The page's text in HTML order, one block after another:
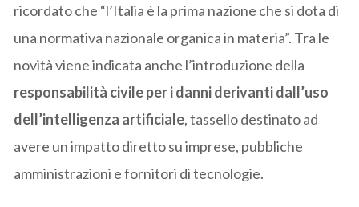
ricordato che “l’Italia è la prima nazione che si dota di
una normativa nazionale organica in materia”. Tra le
novità viene indicata anche l’introduzione della
responsabilità civile per i danni derivanti dall’uso
dell’intelligenza artificiale, tassello destinato ad
avere un impatto diretto su imprese, pubbliche
amministrazioni e fornitori di tecnologie.